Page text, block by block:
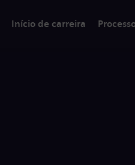
Início de carreira